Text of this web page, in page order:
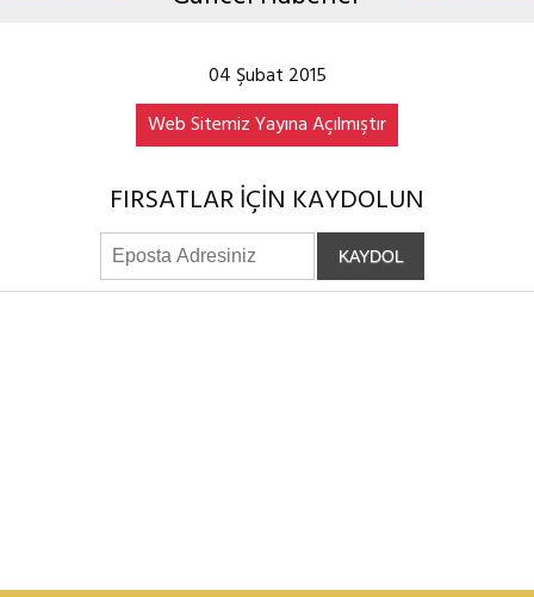
04 Şubat 2015
Web Sitemiz Yayına Açılmıştır
FIRSATLAR İÇİN KAYDOLUN